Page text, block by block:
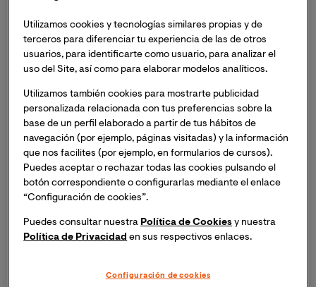
de la Comunidad Valenciana (INCLIVA)
un acuerdo de colaboración con el propósito de
acercar aún más la actualidad del mundo profesional a
los estudiantes de la Universidad y facilitar su ingreso
en el mundo laboral.
El convenio contempla la realización de actividades de
carácter formativo, docente y de investigación en
diversas titulaciones impartidas por VIU -así como
otras que puedan surgir durante la vigencia del
convenio de colaboración-, como las maestrías en
Epidemiología y Salud Pública
Nutrición Humana,Neuropsicología Clínica,
Ingeniería Biomédicay Big Data y Ciencia de Datos
Además, el acuerdo permitirá a losestudiantes de VIU
Utilizamos cookies y tecnologías similares propias y de
terceros para diferenciar tu experiencia de las de otros
usuarios, para identificarte como usuario, para analizar el
uso del Site, así como para elaborar modelos analíticos.
Utilizamos también cookies para mostrarte publicidad
personalizada relacionada con tus preferencias sobre la
base de un perfil elaborado a partir de tus hábitos de
navegación (por ejemplo, páginas visitadas) y la información
que nos facilites (por ejemplo, en formularios de cursos).
Puedes aceptar o rechazar todas las cookies pulsando el
botón correspondiente o configurarlas mediante el enlace
“Configuración de cookies”.
Puedes consultar nuestra Política de Cookies y nuestra
Política de Privacidad en sus respectivos enlaces.
Configuración de cookies